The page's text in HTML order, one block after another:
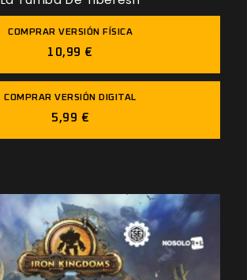
COMPRAR VERSIÓN FÍSICA
10,99 €
COMPRAR VERSIÓN DIGITAL
5,99 €